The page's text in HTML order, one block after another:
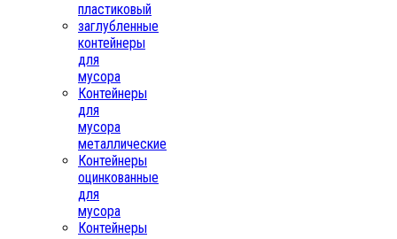
пластиковый
заглубленные
контейнеры
для
мусора
Контейнеры
для
мусора
металлические
Контейнеры
оцинкованные
для
мусора
Контейнеры